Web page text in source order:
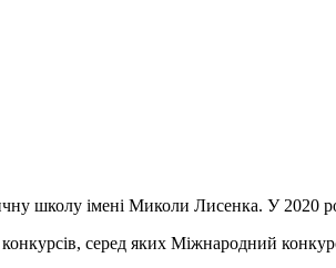
школу імені Миколи Лисенка. У 2020
серед яких Міжнародний